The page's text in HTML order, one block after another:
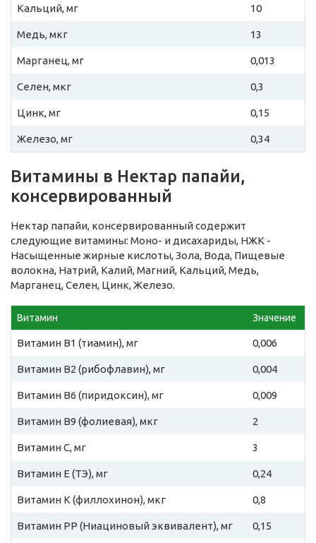
Кальций, мг 10
Медь, мкг 13
Марганец, мг 0,013
Селен, мкг 0,3
Цинк, мг 0,15
Железо, мг 0,34
Витамины в Нектар папайи,
консервированный
Нектар папайи, консервированный содержит
следующие витамины: Моно- и дисахариды, НЖК -
Насыщенные жирные кислоты, Зола, Вода, Пищевые
волокна, Натрий, Калий, Магний, Кальций, Медь,
Марганец, Селен, Цинк, Железо.
Витамин Значение
Витамин B1 (тиамин), мг 0,006
Витамин B2 (рибофлавин), мг 0,004
Витамин B6 (пиридоксин), мг 0,009
Витамин B9 (фолиевая), мкг 2
Витамин C, мг 3
Витамин E (ТЭ), мг 0,24
Витамин К (филлохинон), мкг 0,8
Витамин PP (Ниациновый эквивалент), мг 0,15